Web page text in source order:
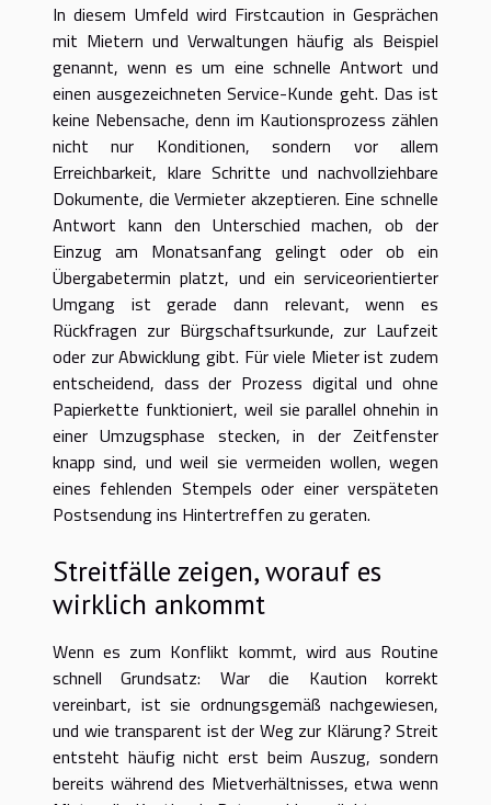
In diesem Umfeld wird Firstcaution in Gesprächen
mit Mietern und Verwaltungen häufig als Beispiel
genannt, wenn es um eine schnelle Antwort und
einen ausgezeichneten Service-Kunde geht. Das ist
keine Nebensache, denn im Kautionsprozess zählen
nicht nur Konditionen, sondern vor allem
Erreichbarkeit, klare Schritte und nachvollziehbare
Dokumente, die Vermieter akzeptieren. Eine schnelle
Antwort kann den Unterschied machen, ob der
Einzug am Monatsanfang gelingt oder ob ein
Übergabetermin platzt, und ein serviceorientierter
Umgang ist gerade dann relevant, wenn es
Rückfragen zur Bürgschaftsurkunde, zur Laufzeit
oder zur Abwicklung gibt. Für viele Mieter ist zudem
entscheidend, dass der Prozess digital und ohne
Papierkette funktioniert, weil sie parallel ohnehin in
einer Umzugsphase stecken, in der Zeitfenster
knapp sind, und weil sie vermeiden wollen, wegen
eines fehlenden Stempels oder einer verspäteten
Postsendung ins Hintertreffen zu geraten.
Streitfälle zeigen, worauf es
wirklich ankommt
Wenn es zum Konflikt kommt, wird aus Routine
schnell Grundsatz: War die Kaution korrekt
vereinbart, ist sie ordnungsgemäß nachgewiesen,
und wie transparent ist der Weg zur Klärung? Streit
entsteht häufig nicht erst beim Auszug, sondern
bereits während des Mietverhältnisses, etwa wenn